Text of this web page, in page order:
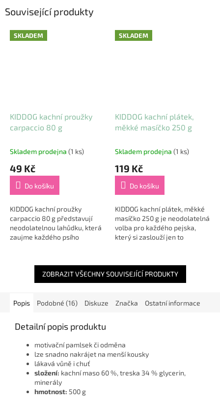
Související produkty
SKLADEM
KIDDOG kachní proužky
carpaccio 80 g
Skladem prodejna (1 ks)
49 Kč
Do košíku
KIDDOG kachní proužky
carpaccio 80 g představují
neodolatelnou lahůdku, která
zaujme každého psího
absence obilovin a cukru...
SKLADEM
KIDDOG kachní plátek,
měkké masíčko 250 g
Skladem prodejna (1 ks)
119 Kč
Do košíku
KIDDOG kachní plátek, měkké
masíčko 250 g je neodolatelná
volba pro každého pejska,
který si zaslouží jen to
je...
ZOBRAZIT VŠECHNY SOUVISEJÍCÍ PRODUKTY
Popis Podobné (16) Diskuze Značka Ostatní informace
Detailní popis produktu
motivační pamlsek či odměna
lze snadno nakrájet na menší kousky
lákavá vůně i chuť
složení: kachní maso 60 %, treska 34 % glycerin,
minerály
hmotnost: 500 g